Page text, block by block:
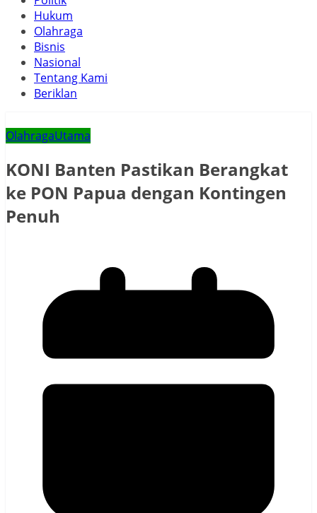
Hukum
Olahraga
Bisnis
Nasional
Tentang Kami
Beriklan
OlahragaUtama
KONI Banten Pastikan Berangkat
ke PON Papua dengan Kontingen
Penuh